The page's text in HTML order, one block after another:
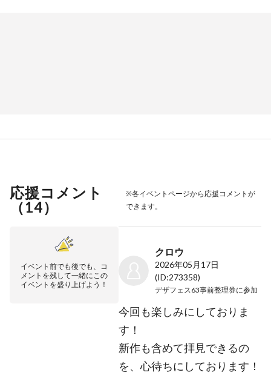
応援コメント
（14）
※各イベントページから応援コメントが
できます。
イベント前でも後でも、コ
メントを残して一緒にこの
イベントを盛り上げよう！
クロウ
2026年05月17日
(ID:273358)
デザフェス63事前整理券に参加
今回も楽しみにしておりま
す！
新作も含めて拝見できるの
を、心待ちにしております！